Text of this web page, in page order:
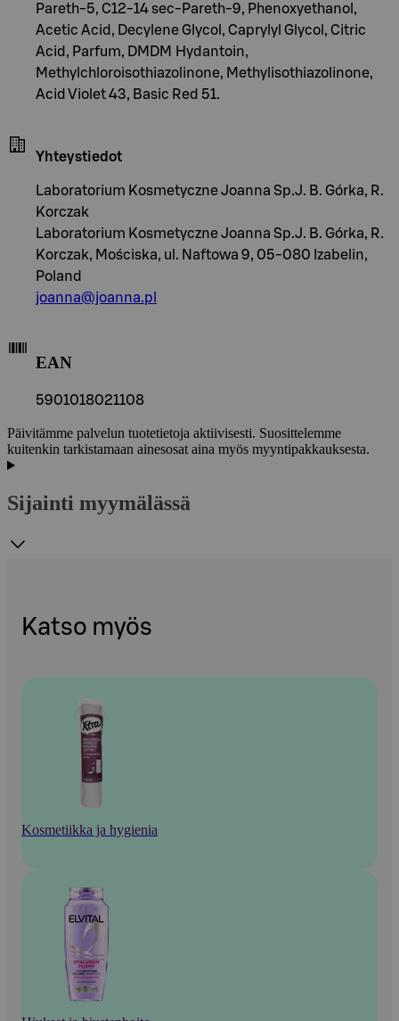
Pareth-5, C12-14 sec-Pareth-9, Phenoxyethanol,
Acetic Acid, Decylene Glycol, Caprylyl Glycol, Citric
Acid, Parfum, DMDM Hydantoin,
Methylchloroisothiazolinone, Methylisothiazolinone,
Acid Violet 43, Basic Red 51.
Yhteystiedot
Laboratorium Kosmetyczne Joanna Sp.J. B. Górka, R.
Korczak
Laboratorium Kosmetyczne Joanna Sp.J. B. Górka, R.
Korczak, Mościska, ul. Naftowa 9, 05-080 Izabelin,
Poland
joanna@joanna.pl
EAN
5901018021108
Päivitämme palvelun tuotetietoja aktiivisesti. Suosittelemme
kuitenkin tarkistamaan ainesosat aina myös myyntipakkauksesta.
Sijainti myymälässä
Katso myös
Kosmetiikka ja hygienia